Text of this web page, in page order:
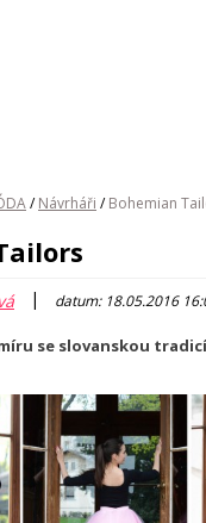
/ Návrháři / Bohemian
| datum: 18.05.2016
se slovanskou tradicí